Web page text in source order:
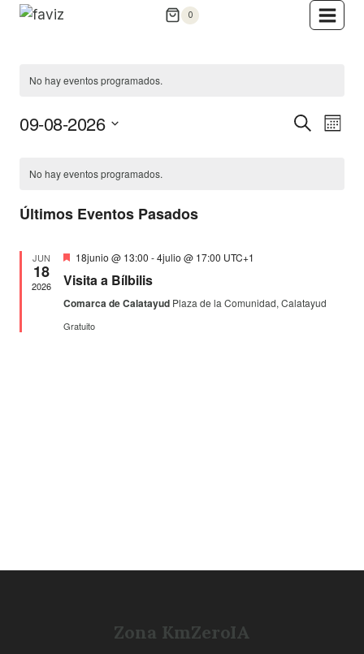
Saltar
0
No hay eventos programados.
De
Buscar
Mes
09-08-2026
Calendario
De
No hay eventos programados.
Últimos Eventos Pasados
JUN
18
2026
Destacado
18junio @ 13:00 -4julio @ 17:00 UTC+1
Visita a Bílbilis
Comarca de Calatayud Plaza de la Comunidad, Calatayud
Gratuito
Zona KmZeroIA